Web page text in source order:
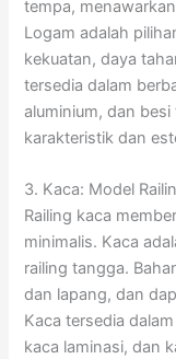
tempa,
Logam adalah
kekuatan, daya
tersedia dalam
aluminium, dan
karakteristik dan
3. Kaca: Model
Railing kaca
minimalis. Kaca
railing tangga.
dan lapang, dan
Kaca tersedia
kaca laminasi, dan